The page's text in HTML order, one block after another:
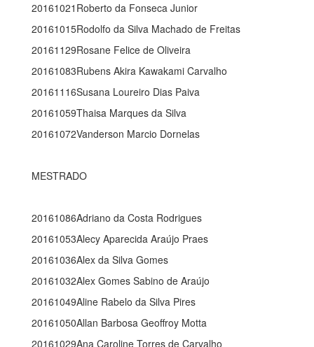
20161021Roberto da Fonseca Junior
20161015Rodolfo da Silva Machado de Freitas
20161129Rosane Felice de Oliveira
20161083Rubens Akira Kawakami Carvalho
20161116Susana Loureiro Dias Paiva
20161059Thaisa Marques da Silva
20161072Vanderson Marcio Dornelas
MESTRADO
20161086Adriano da Costa Rodrigues
20161053Alecy Aparecida Araújo Praes
20161036Alex da Silva Gomes
20161032Alex Gomes Sabino de Araújo
20161049Aline Rabelo da Silva Pires
20161050Allan Barbosa Geoffroy Motta
20161029Ana Caroline Torres de Carvalho